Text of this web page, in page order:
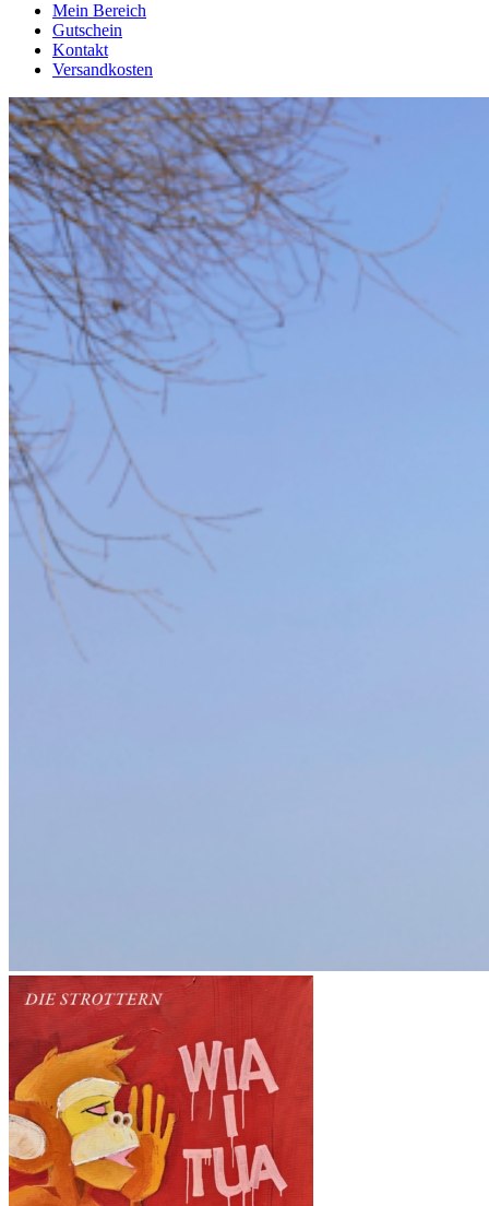
Mein Bereich
Gutschein
Kontakt
Versandkosten